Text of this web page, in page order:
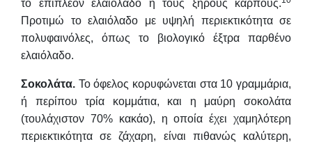
το επιπλέον ελαιόλαδο ή τους ξηρούς καρπούς.
Προτιμώ το ελαιόλαδο με υψηλή περιεκτικότητα σε
πολυφαινόλες, όπως το βιολογικό έξτρα παρθένο
ελαιόλαδο.
Σοκολάτα. Το όφελος κορυφώνεται στα 10 γραμμάρια,
ή περίπου τρία κομμάτια, και η μαύρη σοκολάτα
(τουλάχιστον 70% κακάο), η οποία έχει χαμηλότερη
περιεκτικότητα σε ζάχαρη, είναι πιθανώς καλύτερη,